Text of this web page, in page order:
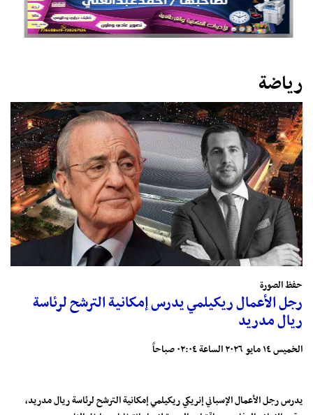
رياضة
حفظ الصورة
رجل الأعمال ريكيلمي يدرس إمكانية الترشح لرئاسة
ريال مدريد
الخميس ١٤ مايو ٢٠٢٦ الساعة ٠٢:٠٤ صباحاً
يدرس رجل الأعمال الإسباني إنريكي ريكيلمي إمكانية الترشح لرئاسة ريال مدريد،